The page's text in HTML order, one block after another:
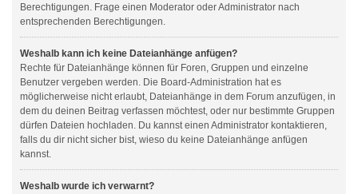
Berechtigungen. Frage einen Moderator oder Administrator nach
entsprechenden Berechtigungen.
Weshalb kann ich keine Dateianhänge anfügen?
Rechte für Dateianhänge können für Foren, Gruppen und einzelne
Benutzer vergeben werden. Die Board-Administration hat es
möglicherweise nicht erlaubt, Dateianhänge in dem Forum anzufügen, in
dem du deinen Beitrag verfassen möchtest, oder nur bestimmte Gruppen
dürfen Dateien hochladen. Du kannst einen Administrator kontaktieren,
falls du dir nicht sicher bist, wieso du keine Dateianhänge anfügen
kannst.
Weshalb wurde ich verwarnt?